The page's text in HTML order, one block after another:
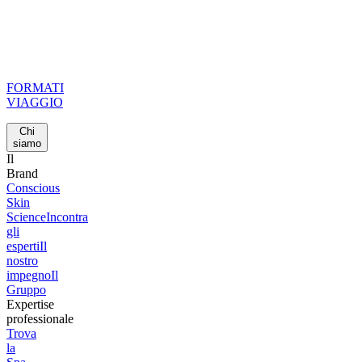
FORMATI
VIAGGIO
Chi
siamo
Il
Brand
Conscious
Skin
ScienceIncontra
gli
espertiIl
nostro
impegnoIl
Gruppo
Expertise
professionale
Trova
la